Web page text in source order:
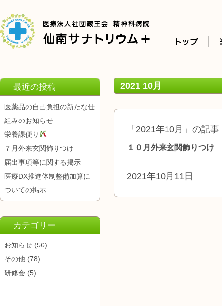
最近の投稿
医薬品の自己負担の新たな仕
組みのお知らせ
栄養課便り
７月外来玄関飾りつけ
届出事項等に関する掲示
医療DX推進体制整備加算に
ついての掲示
カテゴリー
お知らせ (56)
その他 (78)
研修会 (5)
2021 10月
「2021年10月」の記事
１０月外来玄関飾りつけ
2021年10月11日